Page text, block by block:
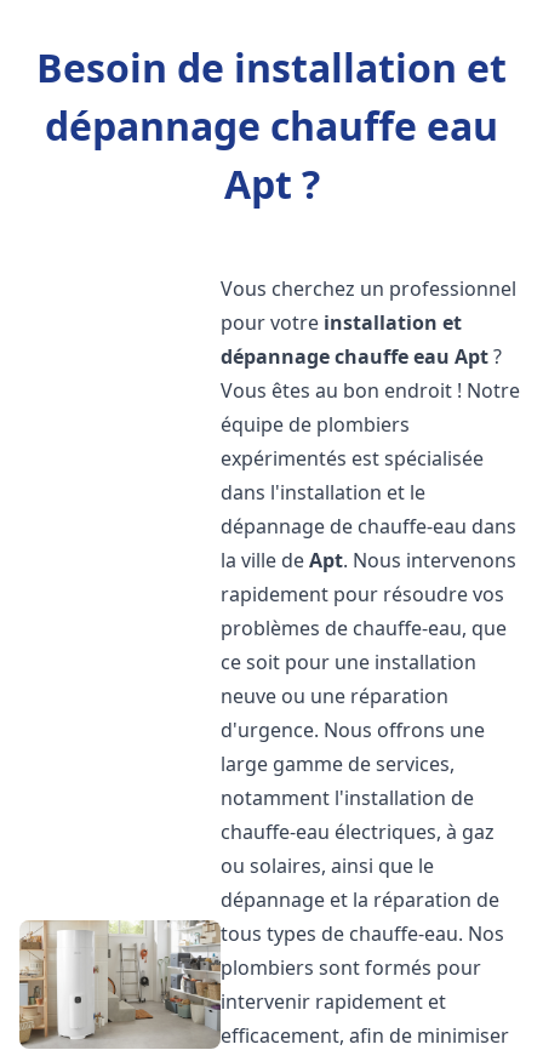
Besoin de installation et
dépannage chauffe eau
Apt ?
Vous cherchez un professionnel
pour votre installation et
dépannage chauffe eau Apt?
Vous êtes au bon endroit ! Notre
équipe de plombiers
expérimentés est spécialisée
dans l'installation et le
dépannage de chauffe-eau dans
la ville deApt. Nous intervenons
rapidement pour résoudre vos
problèmes de chauffe-eau, que
ce soit pour une installation
neuve ou une réparation
d'urgence. Nous offrons une
large gamme de services,
notamment l'installation de
chauffe-eau électriques, à gaz
ou solaires, ainsi que le
dépannage et la réparation de
tous types de chauffe-eau. Nos
plombiers sont formés pour
intervenir rapidement et
efficacement, afin de minimiser